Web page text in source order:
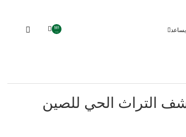
يساعد
التراث الحي للصين